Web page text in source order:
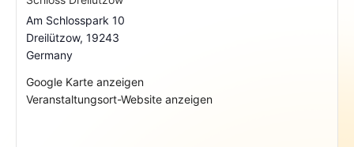
Am Schlosspark 10
Dreilützow, 19243
Germany
Google Karte anzeigen
Veranstaltungsort-Website anzeigen